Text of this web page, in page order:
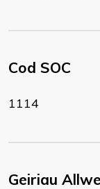
Cod SOC
1114
Geiriau